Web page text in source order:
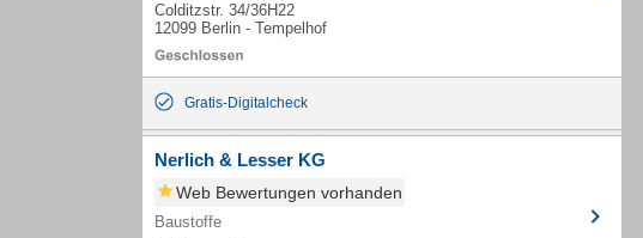
Colditzstr. 34/36H22
12099 Berlin - Tempelhof
Gratis-Digitalcheck
Nerlich & Lesser KG
Web Bewertungen vorhanden
Baustoffe